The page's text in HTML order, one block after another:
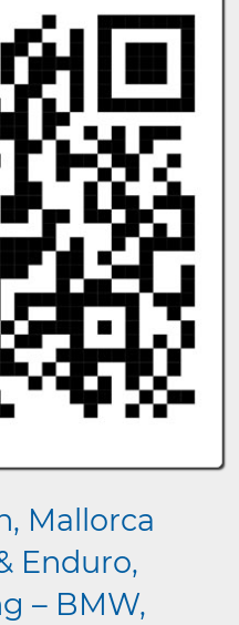
Mallorca
Enduro,
– BMW,